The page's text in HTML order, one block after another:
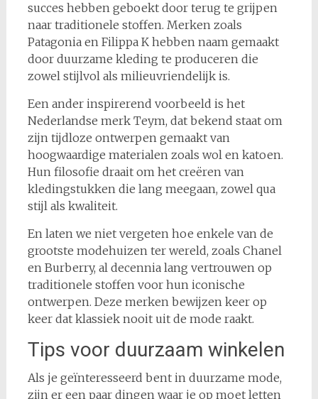
succes hebben geboekt door terug te grijpen
naar traditionele stoffen. Merken zoals
Patagonia en Filippa K hebben naam gemaakt
door duurzame kleding te produceren die
zowel stijlvol als milieuvriendelijk is.
Een ander inspirerend voorbeeld is het
Nederlandse merk Teym, dat bekend staat om
zijn tijdloze ontwerpen gemaakt van
hoogwaardige materialen zoals wol en katoen.
Hun filosofie draait om het creëren van
kledingstukken die lang meegaan, zowel qua
stijl als kwaliteit.
En laten we niet vergeten hoe enkele van de
grootste modehuizen ter wereld, zoals Chanel
en Burberry, al decennia lang vertrouwen op
traditionele stoffen voor hun iconische
ontwerpen. Deze merken bewijzen keer op
keer dat klassiek nooit uit de mode raakt.
Tips voor duurzaam winkelen
Als je geïnteresseerd bent in duurzame mode,
zijn er een paar dingen waar je op moet letten